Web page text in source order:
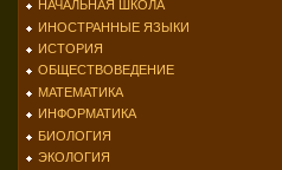
НАЧАЛЬНАЯ ШКОЛА
ИНОСТРАННЫЕ ЯЗЫКИ
ИСТОРИЯ
ОБЩЕСТВОВЕДЕНИЕ
МАТЕМАТИКА
ИНФОРМАТИКА
БИОЛОГИЯ
ЭКОЛОГИЯ